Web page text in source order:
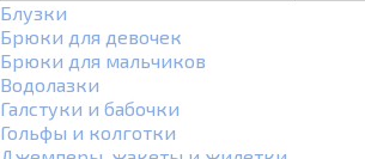
Блузки
Брюки для девочек
Брюки для мальчиков
Водолазки
Галстуки и бабочки
Гольфы и колготки